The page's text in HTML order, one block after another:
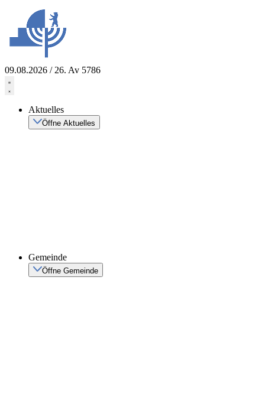
springen
09.08.2026 / 26. Av 5786
Aktuelles
Öffne Aktuelles
Gemeinde
Öffne Gemeinde